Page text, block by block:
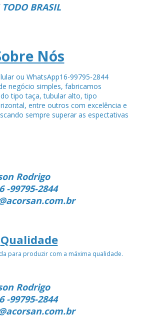
BRASIL
Nós
ou WhatsApp16-99795-2844
negócio simples, fabricamos
tipo taça, tubular alto, tipo
entre outros com excelência e
sempre superar as espectativas
Rodrigo
-99795-2844
Qualidade
para produzir com a máxima qualidade.
Rodrigo
-99795-2844